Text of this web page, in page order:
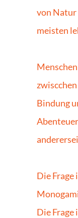
von Natur
meisten
Bindung
Die Frage
Die Frage